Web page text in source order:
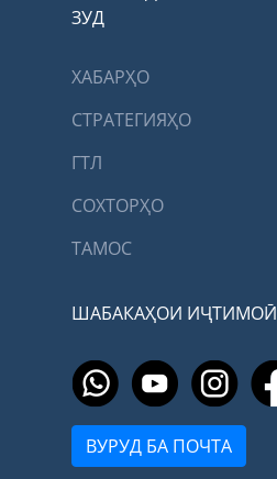
ЗУД
ХАБАРҲО
СТРАТЕГИЯҲО
ГТЛ
СОХТОРҲО
ТАМОС
ШАБАКАҲОИ ИҶТИМОӢ
ВУРУД БА ПОЧТА